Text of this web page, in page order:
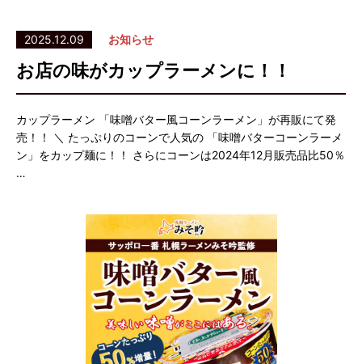
2025.12.09 お知らせ
お店の味がカップラーメンに！！
カップラーメン 「味噌バター風コーンラーメン」が再販にて発
売！！ ＼ たっぷりのコーンで人気の 「味噌バターコーンラーメ
ン」をカップ麺に！！ さらにコーンは2024年12月販売品比50％
…